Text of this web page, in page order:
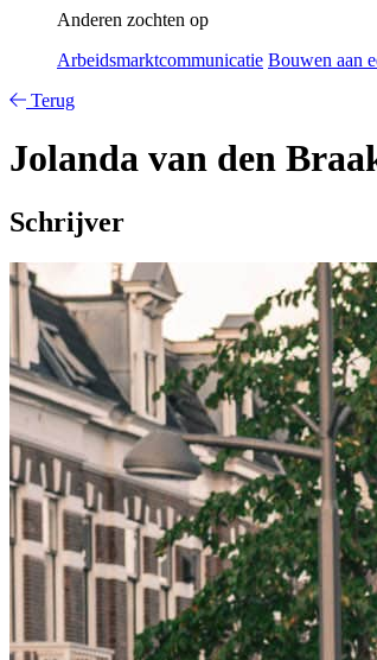
Anderen zochten op
Arbeidsmarktcommunicatie Bouwen aan
Terug
Jolanda van den
Schrijver